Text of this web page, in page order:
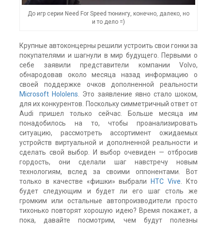
До игр серии Need For Speed тюнингу, конечно, далеко, но
и то дело =)
Крупные автоконцерны решили устроить свои гонки за
покупателями и шагнули в мир будущего. Первыми о
себе заявили представители компании Volvo,
обнародовав около месяца назад информацию о
своей поддержке очков дополненной реальности
Microsoft Hololens . Это заявление явно стало шоком,
для их конкурентов. Поскольку симметричный ответ от
Audi пришел только сейчас. Больше месяца им
понадобилось на то, чтобы проанализировать
ситуацию, рассмотреть ассортимент ожидаемых
устройств виртуальной и дополненной реальности и
сделать свой выбор. И выбор очевиден — отбросив
гордость, они сделали шаг навстречу новым
технологиям, вслед за своими оппонентами. Вот
только в качестве «фишки» выбрали
HTC Vive . Кто
будет следующим и будет ли его шаг столь же
громким или остальные автопроизводители просто
тихонько повторят хорошую идею? Время покажет, а
пока, давайте посмотрим, чем будут полезны